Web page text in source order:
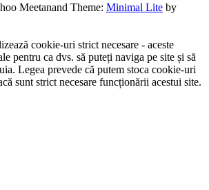
Meetanand Theme: Minimal Lite by
cookie-uri strict necesare - aceste
pentru ca dvs. să puteți naviga pe site și să
Legea prevede că putem stoca cookie-uri
sunt strict necesare funcționării acestui site.